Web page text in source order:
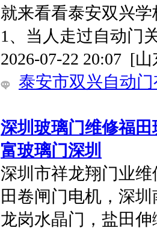
就来看看泰安双兴
1、当人走过自动门
2026-07-22 20:07 [山
泰安市双兴自动
深圳玻璃门维修福
富玻璃门深圳
深圳市祥龙翔门业
田卷闸门电机，深
龙岗水晶门，盐田